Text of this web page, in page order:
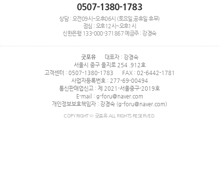
0507-1380-1783
상담 : 오전09시~오후06시 (토요일,공휴일 휴무)
점심 : 오후12시~오후1시
신한은행 133-000-371867예금주 : 강경숙
굿포유
대표자 : 강경숙
서울시 중구 을지로 254 .912호
고객센터 : 0507-1380-1783
FAX : 02-6442-1781
사업자등록번호 : 277-69-00494
통신판매업신고 : 제 2021-서울중구-2019호
E-mail : g-foru@naver.com
개인정보보호책임자 : 강경숙 (g-foru@naver.com)
COPYRIGHT © 굿포유 ALL RIGHTS RESERVED.